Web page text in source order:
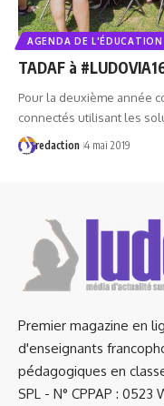
AGENDA DE L'ÉDUCATION
TADAF à
Pour la deuxième année
connectés utilisant les
redaction 4 mai 2019
Premier magazine en
d'enseignants
pédagogiques en
SPL - N° CPPAP : 0523